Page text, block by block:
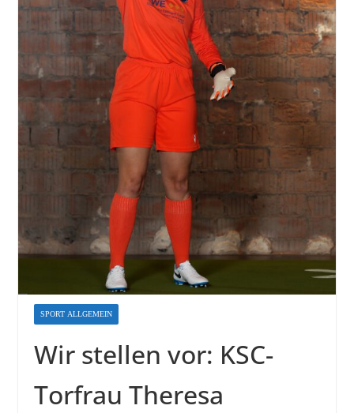
SPORT ALLGEMEIN
Wir stellen vor: KSC-
Torfrau Theresa